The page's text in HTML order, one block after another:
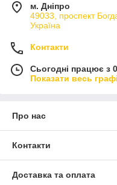
м. Дніпро
49033, проспект
Україна
Контакти
Сьогодні працює з
Показати весь
Про нас
Контакти
Доставка та оплата